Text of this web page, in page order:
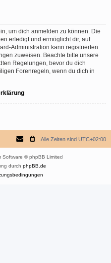
um dich anmelden zu können. Die
erledigt und ermöglicht dir, auf
Administration kann registrierten
zuweisen. Beachte bitte unsere
Regelungen, bevor du dich
Forenregeln, wenn du dich in
Alle Zeiten sind UTC+02:00
Software © phpBB Limited
durch phpBB.de